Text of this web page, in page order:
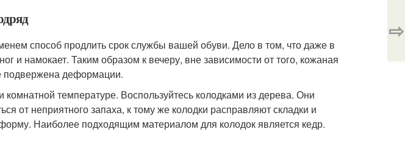
способ продлить срок службы вашей обуви. Дело в том, что даже в
и намокает. Таким образом к вечеру, вне зависимости от того, кожаная
подвержена деформации.
комнатной температуре. Воспользуйтесь колодками из дерева. Они
от неприятного запаха, к тому же колодки расправляют складки и
Наиболее подходящим материалом для колодок является кедр.
⇨